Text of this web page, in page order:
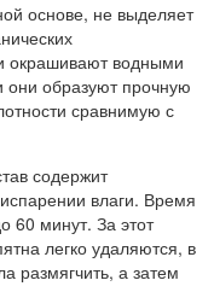
основе, не выделяет
окрашивают водными
образуют прочную
сравнимую с
содержит
влаги. Время
60 минут. За этот
легко удаляются, в
размягчить, а затем